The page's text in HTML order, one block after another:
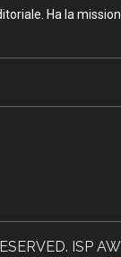
Ha la
ISP